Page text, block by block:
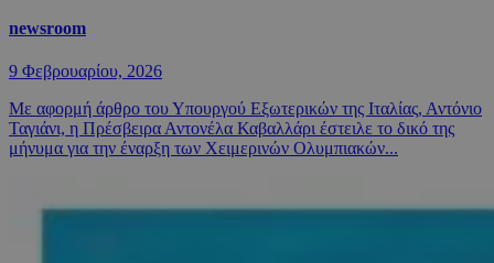
newsroom
9 Φεβρουαρίου, 2026
Με αφορμή άρθρο του Υπουργού Εξωτερικών της Ιταλίας, Αντόνιο
Ταγιάνι, η Πρέσβειρα Αντονέλα Καβαλλάρι έστειλε το δικό της
μήνυμα για την έναρξη των Χειμερινών Ολυμπιακών...